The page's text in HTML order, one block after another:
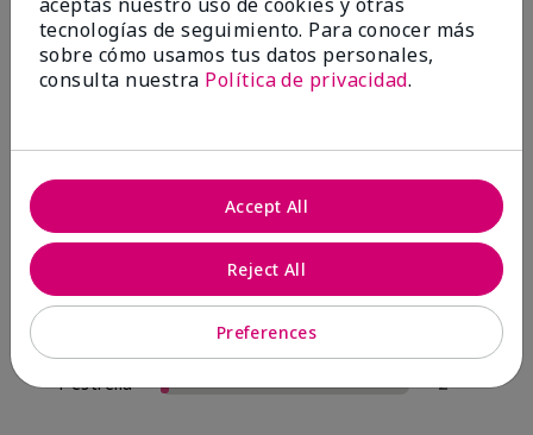
Escribir Una Opinión
3 estrellas
1
1 estrella
2
tecnologías de seguimiento. Para conocer más
sobre cómo usamos tus datos personales,
consulta nuestra Política de privacidad.
Preferences
Reject All
Accept All